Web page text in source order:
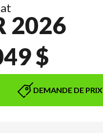
2026
$
DEMANDE DE PRIX